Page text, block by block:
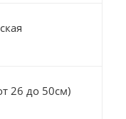
26 до 50см)